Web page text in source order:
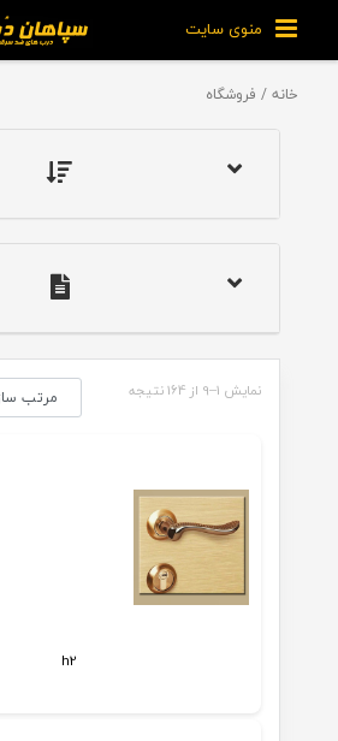
منوی سایت
خانه/ فروشگاه
نمایش 1–9 از 164 نتیجه
h2